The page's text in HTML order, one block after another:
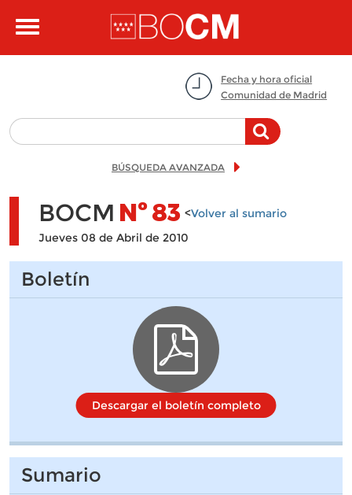
Toggle
Fecha y hora oficial
Comunidad de Madrid
BÚSQUEDA AVANZADA
BOCM Nº83 <Volver al sumario
Jueves 08 de Abril de 2010
Boletín
Descargar el boletín completo
Sumario